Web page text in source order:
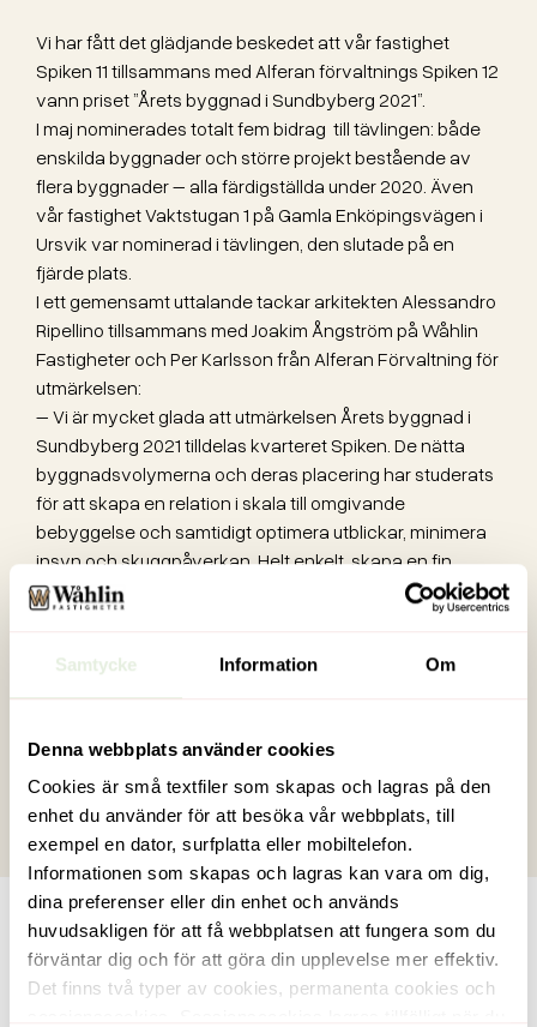
Samtycke Information Om
Denna webbplats använder cookies
Cookies är små textfiler som skapas och lagras på den
enhet du använder för att besöka vår webbplats, till
exempel en dator, surfplatta eller mobiltelefon.
Informationen som skapas och lagras kan vara om dig,
dina preferenser eller din enhet och används
huvudsakligen för att få webbplatsen att fungera som du
förväntar dig och för att göra din upplevelse mer effektiv.
Det finns två typer av cookies, permanenta cookies och
Vi har fått det glädjande beskedet att vår fastighet
Spiken 11 tillsammans med Alferan förvaltnings Spiken 12
vann priset ”Årets byggnad i Sundbyberg 2021”.
I maj nominerades totalt fem bidrag till tävlingen: både
enskilda byggnader och större projekt bestående av
flera byggnader – alla färdigställda under 2020. Även
vår fastighet Vaktstugan 1 på Gamla Enköpingsvägen i
Ursvik var nominerad i tävlingen, den slutade på en
fjärde plats.
I ett gemensamt uttalande tackar arkitekten Alessandro
Ripellino tillsammans med Joakim Ångström på Wåhlin
Fastigheter och Per Karlsson från Alferan Förvaltning för
utmärkelsen:
– Vi är mycket glada att utmärkelsen Årets byggnad i
Sundbyberg 2021 tilldelas kvarteret Spiken. De nätta
byggnadsvolymerna och deras placering har studerats
för att skapa en relation i skala till omgivande
bebyggelse och samtidigt optimera utblickar, minimera
insyn och skuggpåverkan. Helt enkelt, skapa en fin
relation mellan befintligt och nytt!
Kvarteren Spiken 11 och Spiken 12 stod färdigbyggda i
Läs mer om tävlingen Årets byggnad på
Sundbyberg
stads hemsida.
stad vid enliten ceremoni vid fastigheterna.
Dela inlägg
Dela den här artikeln på X
Dela den här artikeln på Linkedin
Dela den här artikeln på Facebook
Fler nyheter
Här hittar du aktuella nyheter om och från oss själva. Här
delar vi också med oss av nyhetsmaterial från branschen i